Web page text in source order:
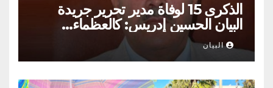
الذكرى 15 لوفاة مدير تحرير جريدة
البيان الحسين إدريس: كالعظماء…
عاش شامخا ورحل واقفا
البيان